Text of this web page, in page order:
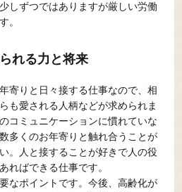
しずつではありますが厳しい労働
。
れる力と将来
寄りと日々接する仕事なので、相
も愛される人柄などが求められま
コミュニケーションに慣れていな
多くのお年寄りと触れ合うことが
。人と接することが好きで人の役
ればできる仕事です。
なポイントです。今後、高齢化が